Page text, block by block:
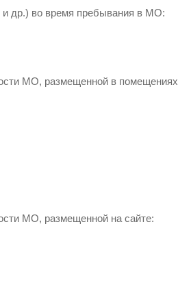
др.) во время пребывания в МО:
МО, размещенной в
МО, размещенной на сайте: